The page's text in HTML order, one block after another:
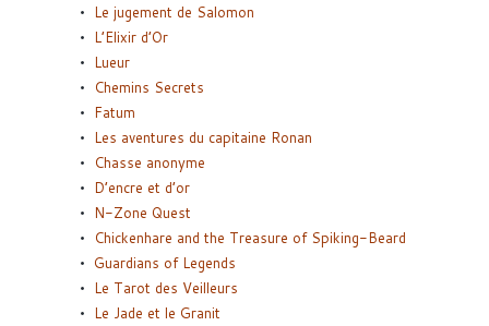
Le jugement de Salomon
L’Elixir d’Or
Lueur
Chemins Secrets
Fatum
Les aventures du capitaine Ronan
Chasse anonyme
D’encre et d’or
N-Zone Quest
Chickenhare and the Treasure of Spiking-Beard
Guardians of Legends
Le Tarot des Veilleurs
Le Jade et le Granit